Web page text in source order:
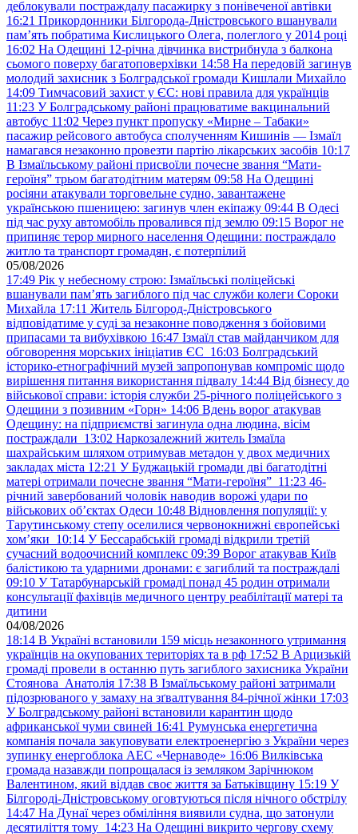
деблокували постраждалу пасажирку з понівеченої автівки
16:21 Прикордонники Білгорода-Дністровського вшанували
пам’ять побратима Кислицького Олега, полеглого у 2014 році
16:02 На Одещині 12-річна дівчинка вистрибнула з балкона
сьомого поверху багатоповерхівки 14:58 На передовій загинув
молодий захисник з Болградської громади Кишлали Михайло
14:09 Тимчасовий захист у ЄС: нові правила для українців
11:23 У Болградському районі працюватиме вакцинальний
автобус 11:02 Через пункт пропуску «Мирне – Табаки»
пасажир рейсового автобуса сполученням Кишинів — Ізмаїл
намагався незаконно провезти партію лікарських засобів 10:17
В Ізмаїльському районі присвоїли почесне звання “Мати-
героїня” трьом багатодітним матерям 09:58 На Одещині
росіяни атакували торговельне судно, завантажене
українською пшеницею: загинув член екіпажу 09:44 В Одесі
під час руху автомобіль провалився під землю 09:15 Ворог не
припиняє терор мирного населення Одещини: постраждало
житло та транспорт громадян, є потерпілий
05/08/2026
17:49 Рік у небесному строю: Ізмаїльські поліцейські
вшанували пам’ять загиблого під час служби колеги Сороки
Михайла 17:11 Житель Білгород-Дністровського
відповідатиме у суді за незаконне поводження з бойовими
припасами та вибухівкою 16:47 Ізмаїл став майданчиком для
обговорення морських ініціатив ЄС 16:03 Болградський
історико-етнографічний музей запропонував компроміс щодо
вирішення питання використання підвалу 14:44 Від бізнесу до
військової справи: історія служби 25-річного поліцейського з
Одещини з позивним «Горн» 14:06 Вдень ворог атакував
Одещину: на підприємстві загинула одна людина, вісім
постраждали 13:02 Наркозалежний житель Ізмаїла
шахрайським шляхом отримував метадон у двох медичних
закладах міста 12:21 У Буджацькій громади дві багатодітні
матері отримали почесне звання “Мати-героїня” 11:23 46-
річний завербований чоловік наводив ворожі удари по
військових обʼєктах Одеси 10:48 Відновлення популяції: у
Тарутинському степу оселилися червонокнижні європейські
хом’яки 10:14 У Бессарабській громаді відкрили третій
сучасний водоочисний комплекс 09:39 Ворог атакував Київ
балістикою та ударними дронами: є загиблий та постраждалі
09:10 У Татарбунарській громаді понад 45 родин отримали
консультації фахівців медичного центру реабілітації матері та
дитини
04/08/2026
18:14 В Україні встановили 159 місць незаконного утримання
українців на окупованих територіях та в рф 17:52 В Арцизькій
громаді провели в останню путь загиблого захисника України
Стоянова Анатолія 17:38 В Ізмаїльському районі затримали
підозрюваного у замаху на зґвалтування 84-річної жінки 17:03
У Болградському районі встановили карантин щодо
африканської чуми свиней 16:41 Румунська енергетична
компанія почала закуповувати електроенергію з України через
зупинку енергоблока АЕС «Чернаводе» 16:06 Вилківська
громада назавжди попрощалася із земляком Зарічнюком
Валентином, який віддав своє життя за Батьківщину 15:19 У
Білгороді-Дністровському оговтуються після нічного обстрілу
14:47 На Дунаї через обміління виявили судна, що затонули
десятиліття тому 14:23 На Одещині викрито чергову схему